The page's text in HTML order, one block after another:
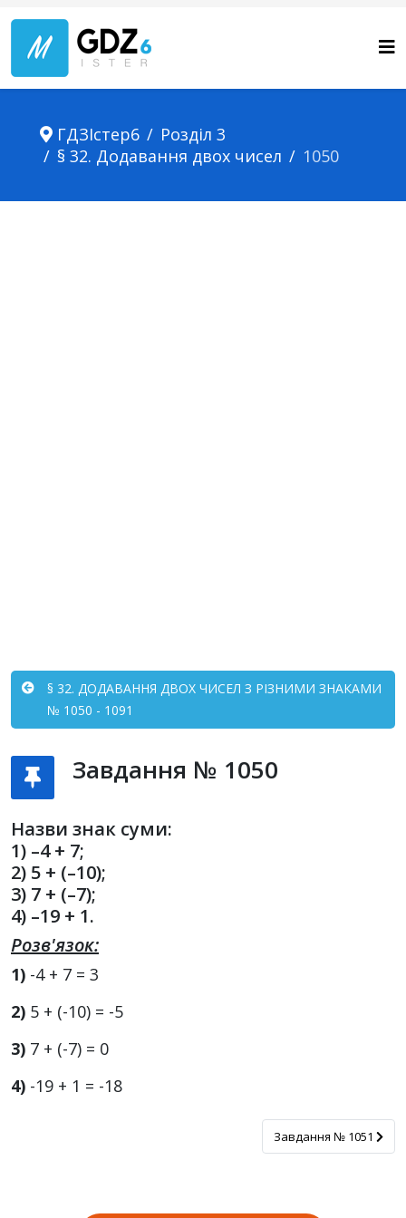
ГДЗІстер6
Розділ 3
§ 32. Додавання двох чисел
1050
§ 32. ДОДАВАННЯ ДВОХ ЧИСЕЛ З РІЗНИМИ ЗНАКАМИ
№ 1050 - 1091
Завдання № 1050
Назви знак суми:
1) –4 + 7;
2) 5 + (–10);
3) 7 + (–7);
4) –19 + 1.
Розв'язок:
1) -4 + 7 = 3
2) 5 + (-10) = -5
3) 7 + (-7) = 0
4) -19 + 1 = -18
Завдання № 1051
Завдання № 1051